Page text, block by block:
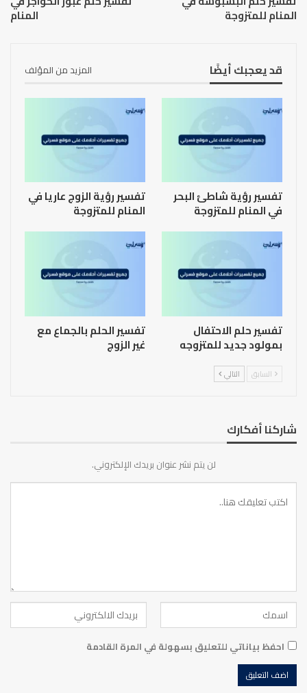
المنام للمتزوجة المنام
قد يعجبك أيضًا المزيد من المؤلف
تفسير رؤية شاطئ البحر
في المنام للمتزوجة
تفسير رؤية الزوج عاريا في
المنام للمتزوجة
تفسير حلم الاحتفال
بمولود جديد للمتزوجه
تفسير الحلم بالجماع مع
غير الزوج
السابق التالي
شاركنا أفكارك
لن يتم نشر عنوان بريدك الإلكتروني.
احفظ بياناتي للتعليق بسهولة في المرة القادمة